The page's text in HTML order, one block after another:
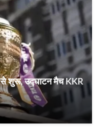
शुरू, उद्घाटन मैच KKR